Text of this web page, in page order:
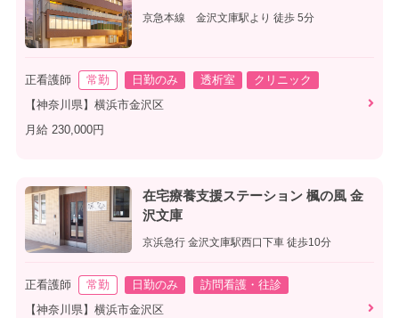
京急本線 金沢文庫駅より 徒歩 5分
正看護師 常勤 日勤のみ 透析室
クリニック
【神奈川県】横浜市金沢区
月給 230,000円
在宅療養支援ステーション 楓の風 金
沢文庫
京浜急行 金沢文庫駅西口下車 徒歩10分
正看護師 常勤 日勤のみ
訪問看護・往診
【神奈川県】横浜市金沢区